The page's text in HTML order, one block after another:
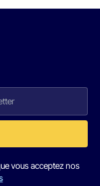
vous acceptez nos